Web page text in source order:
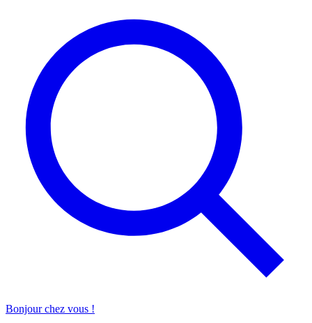
Bonjour chez vous !